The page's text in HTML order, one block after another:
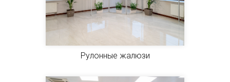
Рулонные жалюзи